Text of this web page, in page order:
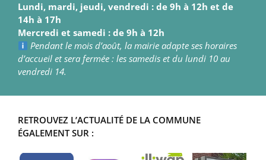
Lundi, mardi, jeudi, vendredi : de 9h à 12h et de
14h à 17h
Mercredi et samedi : de 9h à 12h
Pendant le mois d’août, la mairie adapte ses horaires
d’accueil et sera fermée : les samedis et du lundi 10 au
vendredi 14.
RETROUVEZ L’ACTUALITÉ DE LA COMMUNE
ÉGALEMENT SUR :